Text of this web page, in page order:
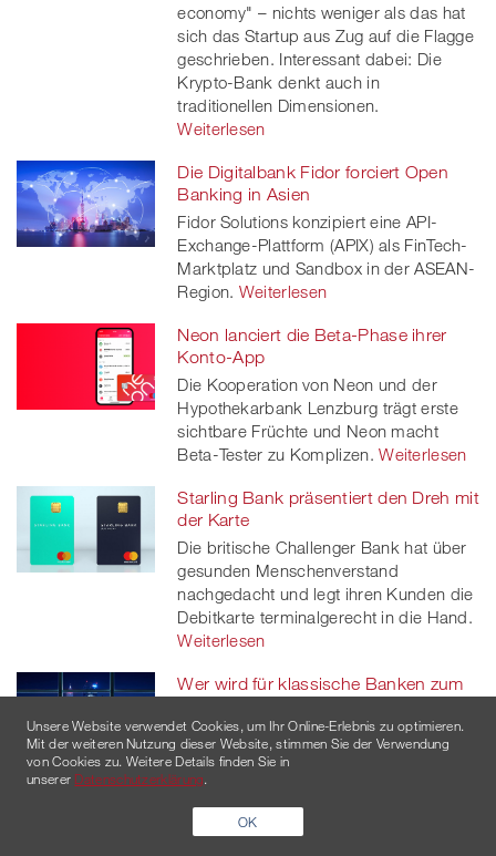
economy" – nichts weniger als das hat
sich das Startup aus Zug auf die Flagge
geschrieben. Interessant dabei: Die
Krypto-Bank denkt auch in
traditionellen Dimensionen.
Weiterlesen
Die Digitalbank Fidor forciert Open
Banking in Asien
Fidor Solutions konzipiert eine API-
Exchange-Plattform (APIX) als FinTech-
Marktplatz und Sandbox in der ASEAN-
Region. Weiterlesen
Neon lanciert die Beta-Phase ihrer
Konto-App
Die Kooperation von Neon und der
Hypothekarbank Lenzburg trägt erste
sichtbare Früchte und Neon macht
Beta-Tester zu Komplizen. Weiterlesen
Starling Bank präsentiert den Dreh mit
der Karte
Die britische Challenger Bank hat über
gesunden Menschenverstand
nachgedacht und legt ihren Kunden die
Debitkarte terminalgerecht in die Hand.
Weiterlesen
Wer wird für klassische Banken zum
Etablierte Finanzinstitute geraten von
drei Seiten unter Druck – und der mit
Abstand härteste Gegner sitzt im
eigenen Haus. Weiterlesen
Unsere Website verwendet Cookies, um Ihr Online-Erlebnis zu optimieren.
Mit der weiteren Nutzung dieser Website, stimmen Sie der Verwendung
von Cookies zu. Weitere Details finden Sie in
unserer Datenschutzerklärung.
OK